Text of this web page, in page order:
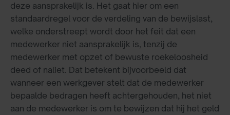
deze aansprakelijk is. Het gaat hier om een
standaardregel voor de verdeling van de bewijslast,
welke onderstreept wordt door het feit dat een
medewerker niet aansprakelijk is, tenzij de
medewerker met opzet of bewuste roekeloosheid
deed of naliet. Dat betekent bijvoorbeeld dat
wanneer een werkgever stelt dat de medewerker
bepaalde bedragen heeft achtergehouden, het niet
aan de medewerker is om te bewijzen dat hij het geld